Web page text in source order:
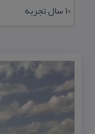
۱۰ سال تجربه